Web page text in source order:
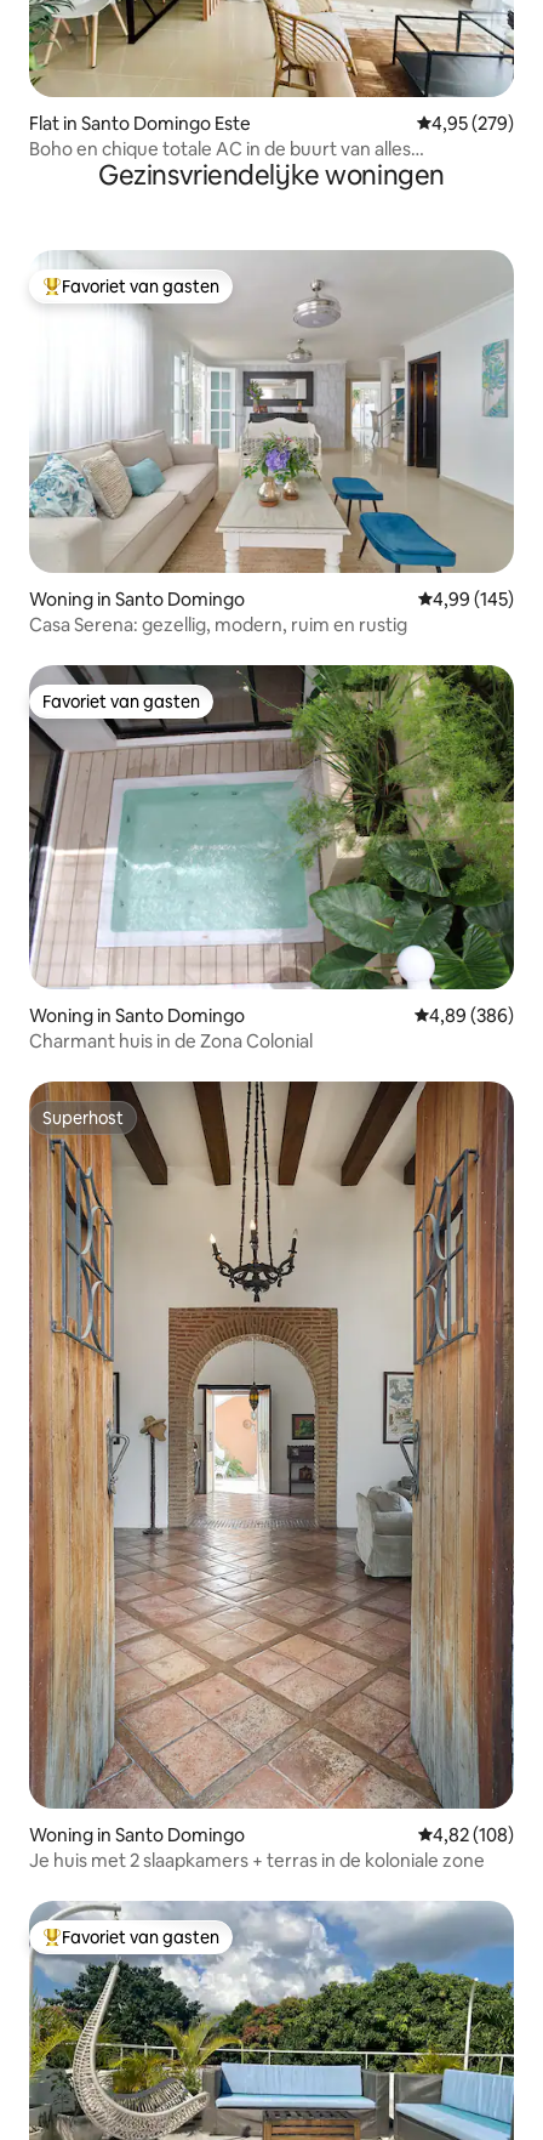
Flat in Santo Domingo Este Gemiddelde
4,95 (279)
Boho en chique totale AC in de buurt van alles
appartementGezinsvriendelijke woningen
Topfavoriet van gasten
Favoriet van gasten
Woning in Santo Domingo Gemiddelde
4,99 (145)
Casa Serena: gezellig, modern, ruim en rustig
Favoriet van gasten
Favoriet van gasten
Woning in Santo Domingo Gemiddelde
4,89 (386)
Charmant huis in de Zona Colonial
Superhost
Superhost
Woning in Santo Domingo Gemiddelde
4,82 (108)
Je huis met 2 slaapkamers + terras in de koloniale zone
Topfavoriet van gasten
Favoriet van gasten